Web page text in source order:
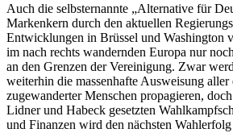
Auch die selbsternannte „Alternative für
Markenkern durch den aktuellen
Entwicklungen in Brüssel und Washington
im nach rechts wandernden Europa nur
an den Grenzen der Vereinigung. Zwar
weiterhin die massenhafte Ausweisung aller
zugewanderter Menschen propagieren,
Lidner und Habeck gesetzten
und Finanzen wird den nächsten